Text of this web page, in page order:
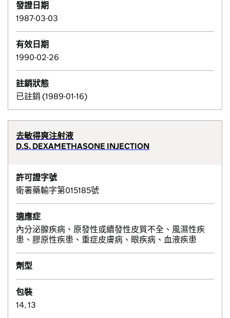
發證日期
1987-03-03
有效日期
1990-02-26
註銷狀態
已註銷 (1989-01-16)
去敏得爽注射液
D.S. DEXAMETHASONE INJECTION
許可證字號
衛署藥輸字第015185號
適應症
內分泌腺疾病、原發性或續發性皮質不全、風濕性疾
患、膠原性疾患、重症皮膚病、眼疾病、血液疾患
劑型
包裝
14, 13